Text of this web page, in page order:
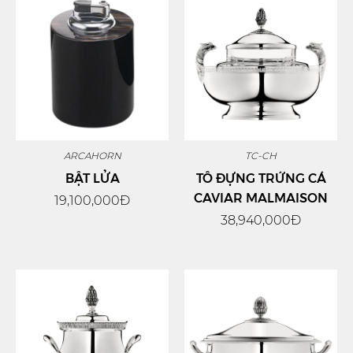
ARCAHORN
BẬT LỬA
19,100,000Đ
TC-CH
TÔ ĐỰNG TRỨNG CÁ
CAVIAR MALMAISON
38,940,000Đ